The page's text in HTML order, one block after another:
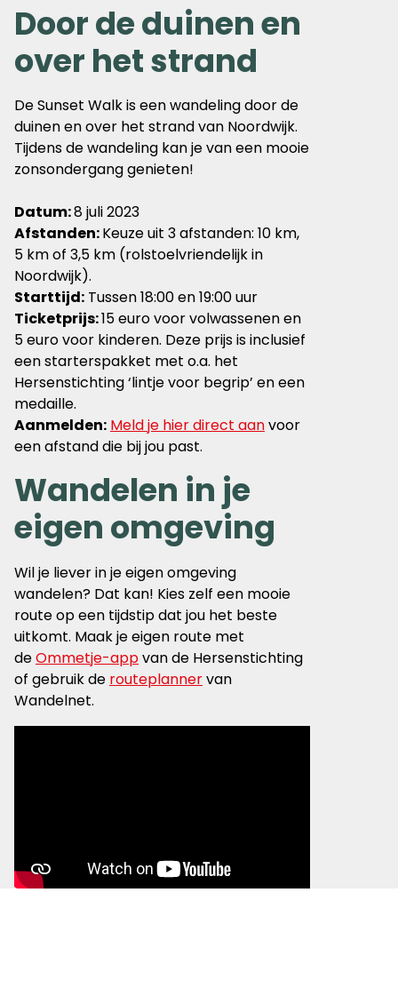
Door de duinen en
over het strand
De Sunset Walk is een wandeling door de
duinen en over het strand van Noordwijk.
Tijdens de wandeling kan je van een mooie
zonsondergang genieten!
Datum:8 juli 2023
Afstanden:Keuze uit 3 afstanden: 10 km,
5 km of 3,5 km (rolstoelvriendelijk in
Noordwijk).
Starttijd: Tussen 18:00 en 19:00 uur
Ticketprijs:15 euro voor volwassenen en
5 euro voor kinderen. Deze prijs is inclusief
een starterspakket met o.a. het
Hersenstichting ‘lintje voor begrip’ en een
medaille.
Aanmelden: Meld je hier direct aanvoor
een afstand die bij jou past.
Wandelen in je
eigen omgeving
Wil je liever in je eigen omgeving
wandelen? Dat kan! Kies zelf een mooie
route op een tijdstip dat jou het beste
uitkomt. Maak je eigen route met
deOmmetje-appvan de Hersenstichting
of gebruik de routeplannervan
Wandelnet.